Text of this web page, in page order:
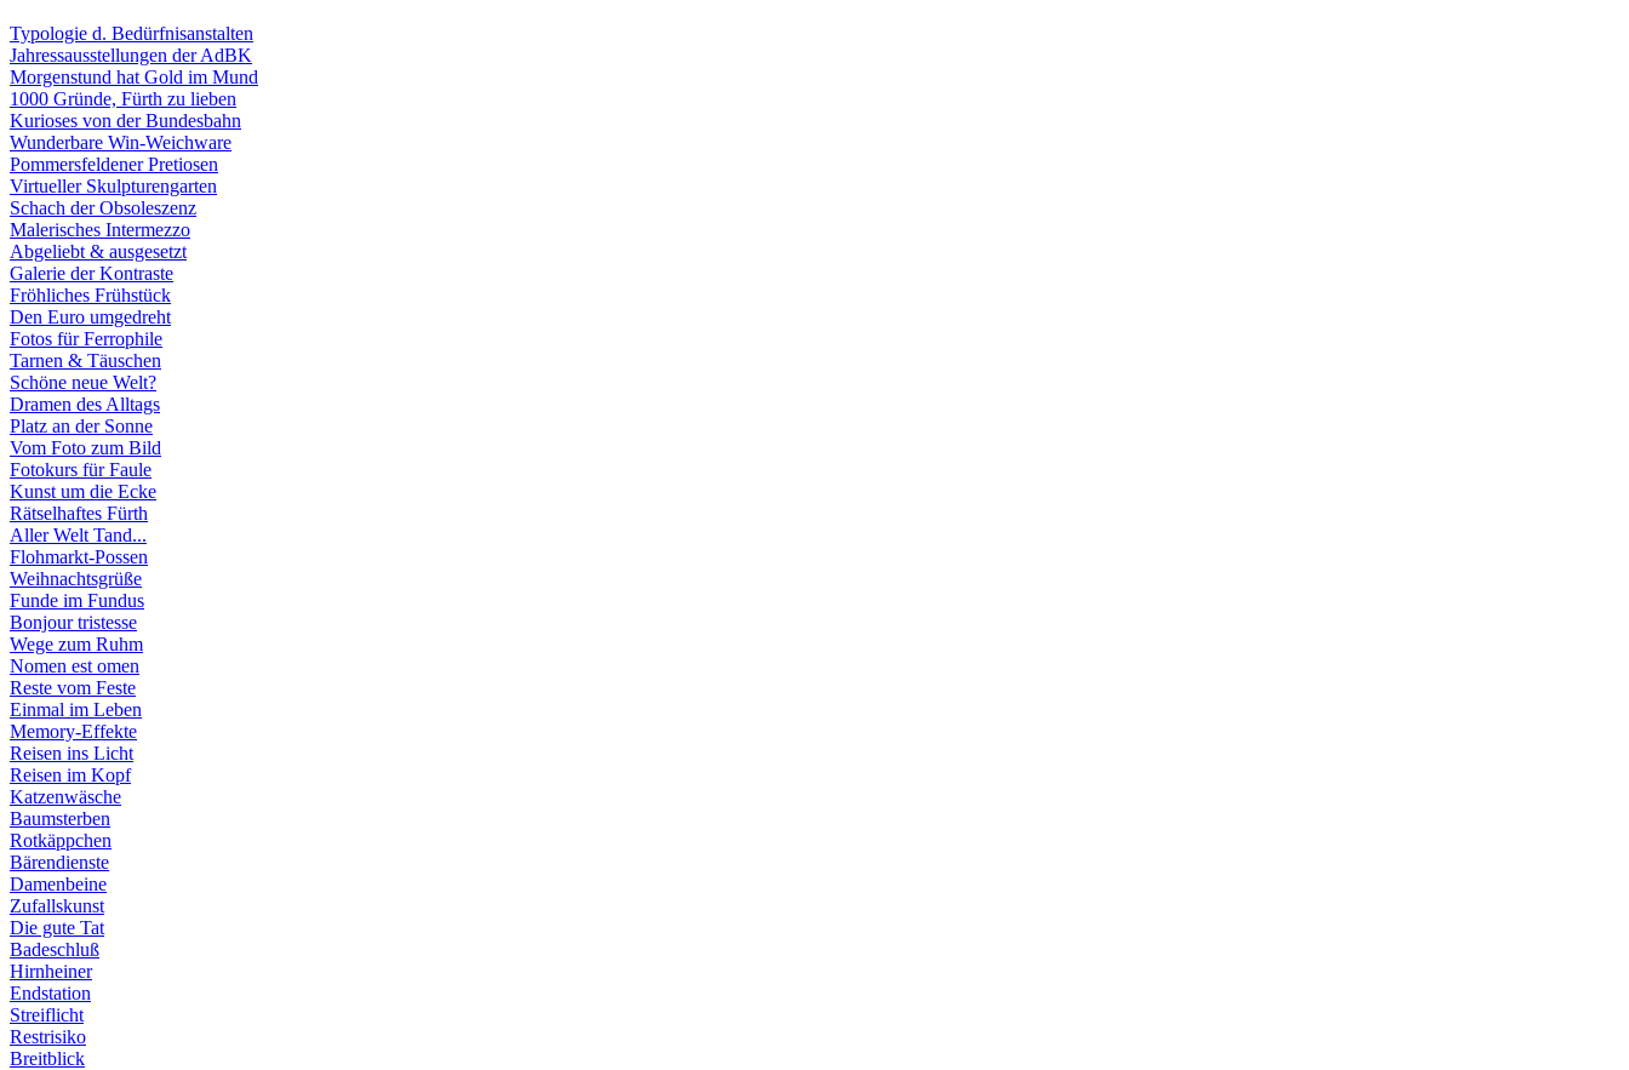
Typologie d. Bedürfnisanstalten
Jahressausstellungen der AdBK
Morgenstund hat Gold im Mund
1000 Gründe, Fürth zu lieben
Kurioses von der Bundesbahn
Wunderbare Win-Weichware
Pommersfeldener Pretiosen
Virtueller Skulpturengarten
Schach der Obsoleszenz
Malerisches Intermezzo
Abgeliebt & ausgesetzt
Galerie der Kontraste
Fröhliches Frühstück
Den Euro umgedreht
Fotos für Ferrophile
Tarnen & Täuschen
Schöne neue Welt?
Dramen des Alltags
Platz an der Sonne
Vom Foto zum Bild
Fotokurs für Faule
Kunst um die Ecke
Rätselhaftes Fürth
Aller Welt Tand...
Flohmarkt-Possen
Weihnachtsgrüße
Funde im Fundus
Bonjour tristesse
Wege zum Ruhm
Nomen est omen
Reste vom Feste
Einmal im Leben
Memory-Effekte
Reisen ins Licht
Reisen im Kopf
Katzenwäsche
Baumsterben
Rotkäppchen
Bärendienste
Damenbeine
Zufallskunst
Die gute Tat
Badeschluß
Hirnheiner
Endstation
Streiflicht
Restrisiko
Breitblick